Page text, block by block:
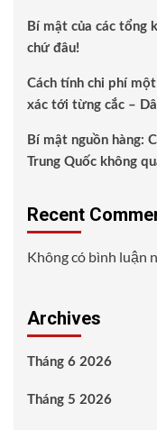
Bí mật của các tổng
chứ đâu!
Cách tính chi phí
xác tới từng cắc –
Bí mật nguồn hàng:
Trung Quốc không
Recent
Không có bình luận
Archives
Tháng 6 2026
Tháng 5 2026